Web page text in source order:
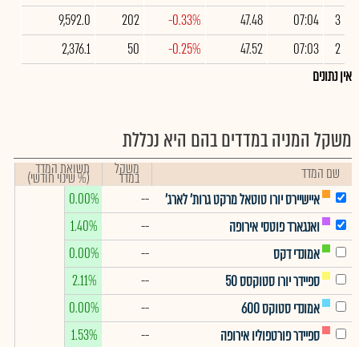
3
07:04
47.48
-0.33%
202
9,592.0
2
07:03
47.52
-0.25%
50
2,376.1
אין נתונים
משקל המניה במדדים בהם היא נכללת
שם המדד משקל
במדד תשואת המדד
(% שינוי חודשי)
איישיירס יורו טוטאל מרקט גרות' לארג'
--
0.00%
ואנגארד פוטסי אירופה
--
1.40%
אמונדי דקס
--
0.00%
ספיידר יורו סטוקסס 50
--
2.11%
אמונדי סטוקס 600
--
0.00%
ספיידר פורטפוליו אירופה
--
1.53%